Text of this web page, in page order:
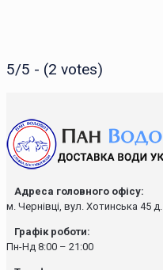
5/5 - (2 votes)
Адреса головного офісу:
м. Чернівці, вул. Хотинська 45 д.
Графік роботи:
Пн-Нд 8:00 – 21:00